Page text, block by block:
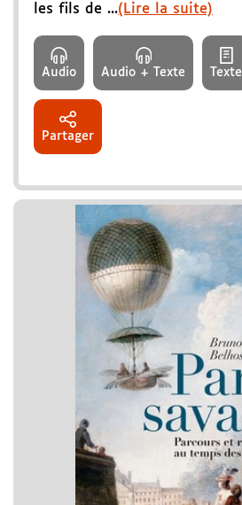
les fils de ...(Lire la suite)
Audio Audio + Texte Texte
Partager